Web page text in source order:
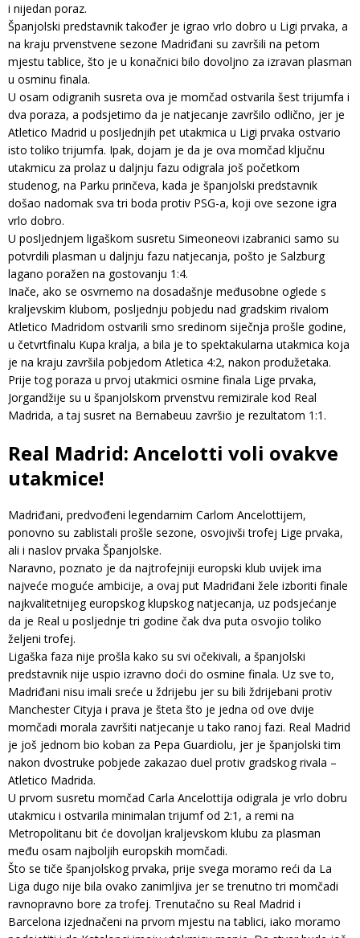
i nijedan poraz.
Španjolski predstavnik također je igrao vrlo dobro u Ligi prvaka, a
na kraju prvenstvene sezone Madriđani su završili na petom
mjestu tablice, što je u konačnici bilo dovoljno za izravan plasman
u osminu finala.
U osam odigranih susreta ova je momčad ostvarila šest trijumfa i
dva poraza, a podsjetimo da je natjecanje završilo odlično, jer je
Atletico Madrid u posljednjih pet utakmica u Ligi prvaka ostvario
isto toliko trijumfa. Ipak, dojam je da je ova momčad ključnu
utakmicu za prolaz u daljnju fazu odigrala još početkom
studenog, na Parku prinčeva, kada je španjolski predstavnik
došao nadomak sva tri boda protiv PSG-a, koji ove sezone igra
vrlo dobro.
U posljednjem ligaškom susretu Simeoneovi izabranici samo su
potvrdili plasman u daljnju fazu natjecanja, pošto je Salzburg
lagano poražen na gostovanju 1:4.
Inače, ako se osvrnemo na dosadašnje međusobne oglede s
kraljevskim klubom, posljednju pobjedu nad gradskim rivalom
Atletico Madridom ostvarili smo sredinom siječnja prošle godine,
u četvrtfinalu Kupa kralja, a bila je to spektakularna utakmica koja
je na kraju završila pobjedom Atletica 4:2, nakon produžetaka.
Prije tog poraza u prvoj utakmici osmine finala Lige prvaka,
Jorgandžije su u španjolskom prvenstvu remizirale kod Real
Madrida, a taj susret na Bernabeuu završio je rezultatom 1:1.
Real Madrid: Ancelotti voli ovakve
utakmice!
Madriđani, predvođeni legendarnim Carlom Ancelottijem,
ponovno su zablistali prošle sezone, osvojivši trofej Lige prvaka,
ali i naslov prvaka Španjolske.
Naravno, poznato je da najtrofejniji europski klub uvijek ima
najveće moguće ambicije, a ovaj put Madriđani žele izboriti finale
najkvalitetnijeg europskog klupskog natjecanja, uz podsjećanje
da je Real u posljednje tri godine čak dva puta osvojio toliko
željeni trofej.
Ligaška faza nije prošla kako su svi očekivali, a španjolski
predstavnik nije uspio izravno doći do osmine finala. Uz sve to,
Madriđani nisu imali sreće u ždrijebu jer su bili ždrijebani protiv
Manchester Cityja i prava je šteta što je jedna od ove dvije
momčadi morala završiti natjecanje u tako ranoj fazi. Real Madrid
je još jednom bio koban za Pepa Guardiolu, jer je španjolski tim
nakon dvostruke pobjede zakazao duel protiv gradskog rivala –
Atletico Madrida.
U prvom susretu momčad Carla Ancelottija odigrala je vrlo dobru
utakmicu i ostvarila minimalan trijumf od 2:1, a remi na
Metropolitanu bit će dovoljan kraljevskom klubu za plasman
među osam najboljih europskih momčadi.
Što se tiče španjolskog prvaka, prije svega moramo reći da La
Liga dugo nije bila ovako zanimljiva jer se trenutno tri momčadi
ravnopravno bore za trofej. Trenutačno su Real Madrid i
Barcelona izjednačeni na prvom mjestu na tablici, iako moramo